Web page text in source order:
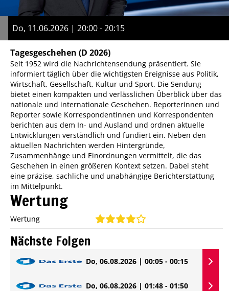
Do, 11.06.2026 | 20:00 - 20:15
Tagesgeschehen (D 2026)
Seit 1952 wird die Nachrichtensendung präsentiert. Sie
informiert täglich über die wichtigsten Ereignisse aus Politik,
Wirtschaft, Gesellschaft, Kultur und Sport. Die Sendung
bietet einen kompakten und verlässlichen Überblick über das
nationale und internationale Geschehen. Reporterinnen und
Reporter sowie Korrespondentinnen und Korrespondenten
berichten aus dem In- und Ausland und ordnen aktuelle
Entwicklungen verständlich und fundiert ein. Neben den
aktuellen Nachrichten werden Hintergründe,
Zusammenhänge und Einordnungen vermittelt, die das
Geschehen in einen größeren Kontext setzen. Dabei steht
eine präzise, sachliche und unabhängige Berichterstattung
im Mittelpunkt.
Wertung
Wertung
Nächste Folgen
Do, 06.08.2026 | 00:05 - 00:15
Do, 06.08.2026 | 01:48 - 01:50